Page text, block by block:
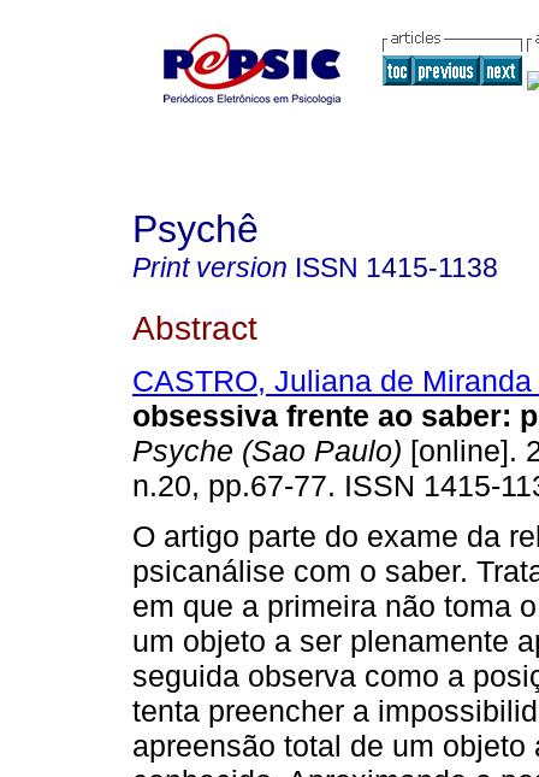
Psychê
Print version ISSN 1415-1138
Abstract
CASTRO, Juliana de Miranda
obsessiva frente ao saber:
Psyche (Sao Paulo) [online].
n.20, pp.67-77. ISSN 1415-
O artigo parte do exame da
psicanálise com o saber.
em que a primeira não toma
um objeto a ser plenamente
seguida observa como a
tenta preencher a
apreensão total de um objeto